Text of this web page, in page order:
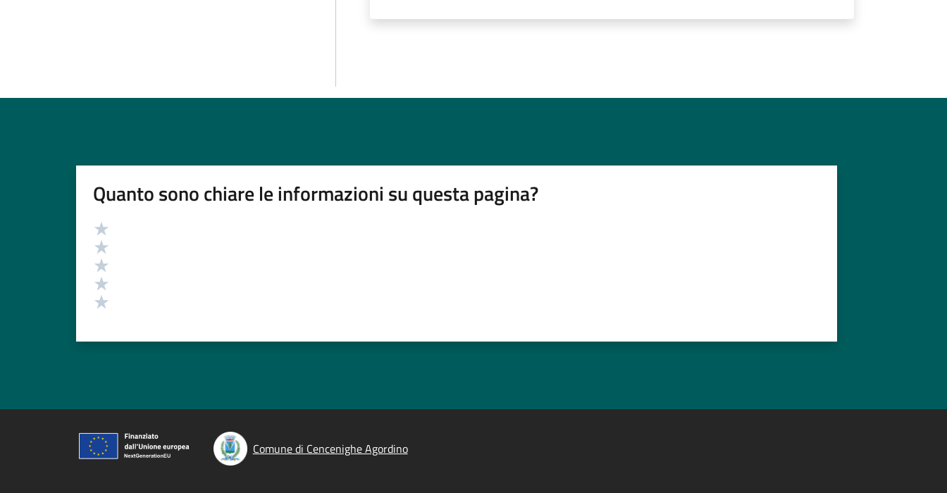
Quanto sono chiare le informazioni su questa pagina?
Valutazione
Comune di Cencenighe Agordino